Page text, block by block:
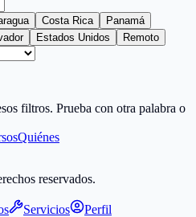
Costa Rica
Panamá
Estados Unidos Remoto
filtros. Prueba con otra palabra o
Quiénes
reservados.
Servicios Perfil